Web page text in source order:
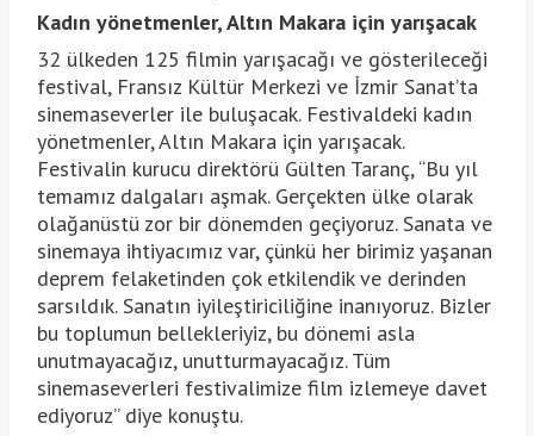
Kadın yönetmenler, Altın Makara için yarışacak
32 ülkeden 125 filmin yarışacağı ve gösterileceği
festival, Fransız Kültür Merkezi ve İzmir Sanat’ta
sinemaseverler ile buluşacak. Festivaldeki kadın
yönetmenler, Altın Makara için yarışacak.
Festivalin kurucu direktörü Gülten Taranç, “Bu yıl
temamız dalgaları aşmak. Gerçekten ülke olarak
olağanüstü zor bir dönemden geçiyoruz. Sanata ve
sinemaya ihtiyacımız var, çünkü her birimiz yaşanan
deprem felaketinden çok etkilendik ve derinden
sarsıldık. Sanatın iyileştiriciliğine inanıyoruz. Bizler
bu toplumun bellekleriyiz, bu dönemi asla
unutmayacağız, unutturmayacağız. Tüm
sinemaseverleri festivalimize film izlemeye davet
ediyoruz” diye konuştu.